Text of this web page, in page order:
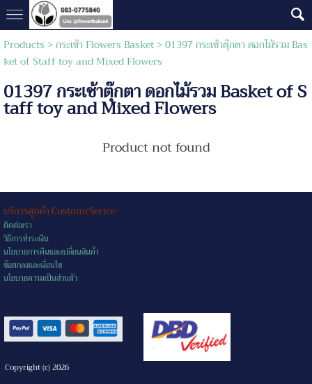
Products > กระเช้า Flowers Basket> 01397 กระเช้าตุ๊กตา ดอกไม้รวม Bas
ket of Staff toy and Mixed Flowers
01397 กระเช้าตุ๊กตา ดอกไม้รวม Basket of S
taff toy and Mixed Flowers
Product not found
บริการลูกค้า CustomrSerice
ติดต่อเรา
วิธีการชำระเงิน
นโยบายการคืนและเปลี่ยนสินค้า
ข้อตกลงและเงื่อนไข
นโยบายความเป็นส่วนตัว
Copyright (c) 2026